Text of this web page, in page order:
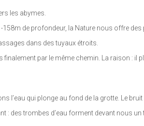
les abymes.
de profondeur, la Nature nous offre
dans des tuyaux étroits.
par le même chemin. La raison : il
l’eau qui plonge au fond de la grotte. Le
: des trombes d’eau forment devant nous